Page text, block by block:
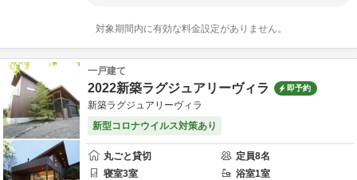
対象期間内に有効な料金設定がありません。
一戸建て
2022新築ラグジュアリーヴィラ 即予約
新築ラグジュアリーヴィラ
新型コロナウイルス対策あり
丸ごと貸切 定員8名
寝室3室 浴室1室